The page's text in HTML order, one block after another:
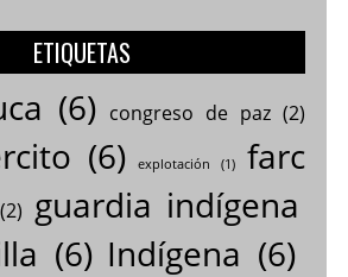
ETIQUETAS
(6) congreso de paz(2)
(6) explotación (1)
farc
(2) guardia indígena
(6) Indígena (6)